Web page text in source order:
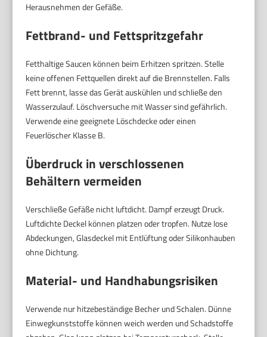
Herausnehmen der Gefäße.
Fettbrand- und Fettspritzgefahr
Fetthaltige Saucen können beim Erhitzen spritzen. Stelle
keine offenen Fettquellen direkt auf die Brennstellen. Falls
Fett brennt, lasse das Gerät auskühlen und schließe den
Wasserzulauf. Löschversuche mit Wasser sind gefährlich.
Verwende eine geeignete Löschdecke oder einen
Feuerlöscher Klasse B.
Überdruck in verschlossenen
Behältern vermeiden
Verschließe Gefäße nicht luftdicht. Dampf erzeugt Druck.
Luftdichte Deckel können platzen oder tropfen. Nutze lose
Abdeckungen, Glasdeckel mit Entlüftung oder Silikonhauben
ohne Dichtung.
Material- und Handhabungsrisiken
Verwende nur hitzebeständige Becher und Schalen. Dünne
Einwegkunststoffe können weich werden und Schadstoffe